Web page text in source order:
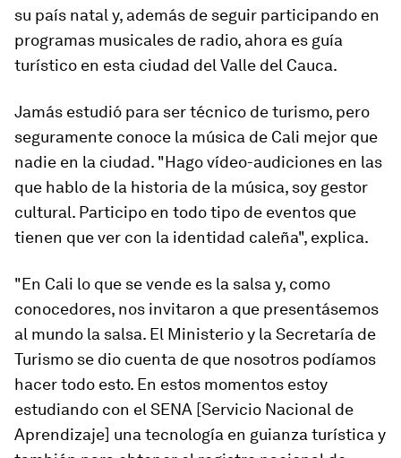
su país natal y, además de seguir participando en
programas musicales de radio, ahora es guía
turístico en esta ciudad del Valle del Cauca.
Jamás estudió para ser técnico de turismo, pero
seguramente conoce la música de Cali mejor que
nadie en la ciudad. "Hago vídeo-audiciones en las
que hablo de la historia de la música, soy gestor
cultural. Participo en todo tipo de eventos que
tienen que ver con la identidad caleña", explica.
"En Cali lo que se vende es la salsa y, como
conocedores, nos invitaron a que presentásemos
al mundo la salsa. El Ministerio y la Secretaría de
Turismo se dio cuenta de que nosotros podíamos
hacer todo esto. En estos momentos estoy
estudiando con el SENA [Servicio Nacional de
Aprendizaje] una tecnología en guianza turística y